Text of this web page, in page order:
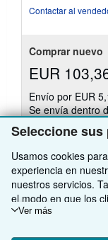
Seleccione
Usamos cookies
experiencia en
nuestros servicios.
el modo en que los
ejemplo, midiendo
Ver más
Contactar al
Comprar nuevo
EUR
Envío por EUR
Se envía dentro
Cantidad